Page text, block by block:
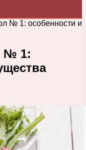
№ 1: особенности и
№ 1: